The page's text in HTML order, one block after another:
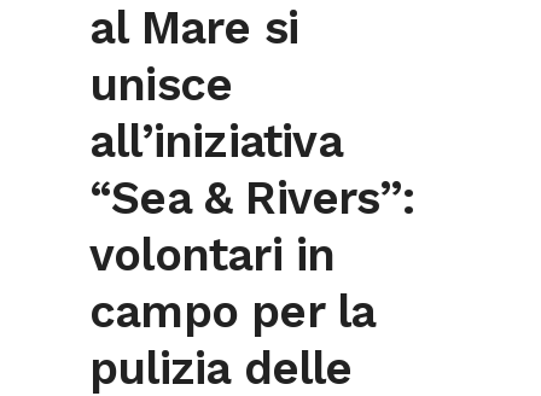
al Mare si
unisce
all’iniziativa
“Sea & Rivers”:
volontari in
campo per la
pulizia delle